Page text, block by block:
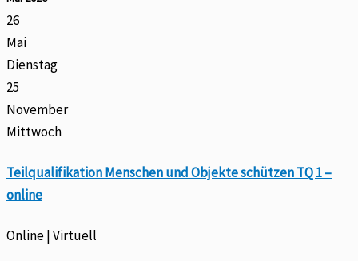
26
Mai
Dienstag
25
November
Mittwoch
Teilqualifikation Menschen und Objekte schützen TQ 1 –
online
Online | Virtuell